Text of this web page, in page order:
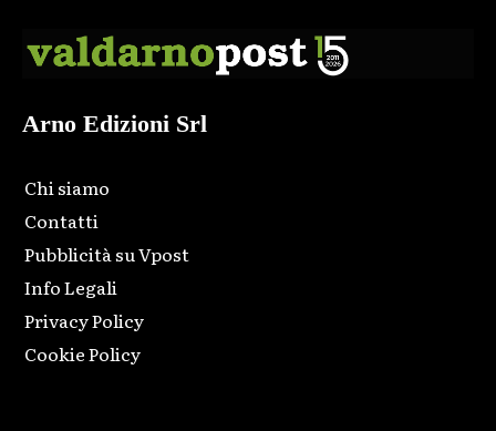
Arno Edizioni Srl
Chi siamo
Contatti
Pubblicità su Vpost
Info Legali
Privacy Policy
Cookie Policy